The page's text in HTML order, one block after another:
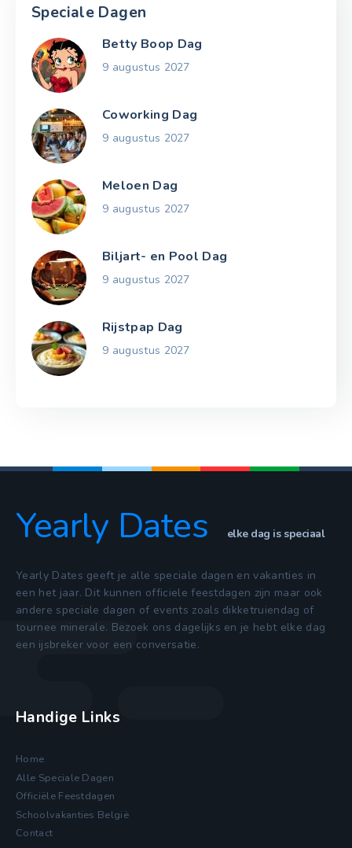
Speciale Dagen
Betty Boop Dag
9 augustus 2027
Coworking Dag
9 augustus 2027
Meloen Dag
9 augustus 2027
Biljart- en Pool Dag
9 augustus 2027
Rijstpap Dag
9 augustus 2027
Yearly Dates elke dag is speciaal
Yearly Dates geeft je alle speciale dagen en vakanties in
een het jaar. Dit kunnen officiele feestdagen zijn maar ook
andere speciale dagen of events zoals dikketruiendag of
tournee minerale. Bezoek ons dagelijks en je hebt elke dag
een ijsbreker voor een conversatie.
Handige Links
Home
Alle Speciale Dagen
Officiële Feestdagen
Schoolvakanties België
Contact